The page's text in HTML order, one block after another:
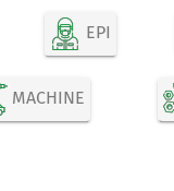
EPI
MACHINE